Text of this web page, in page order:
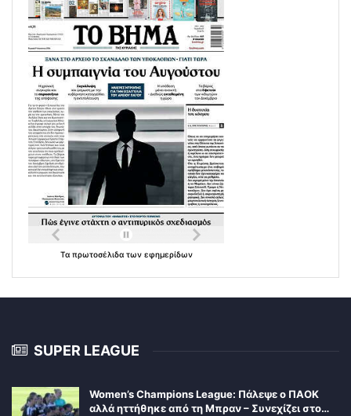
Τα πρωτοσέλιδα των εφημερίδων
SUPER LEAGUE
Women’s Champions League: Πάλεψε ο ΠΑΟΚ
αλλά ηττήθηκε από τη Μπραν – Συνεχίζει στο…